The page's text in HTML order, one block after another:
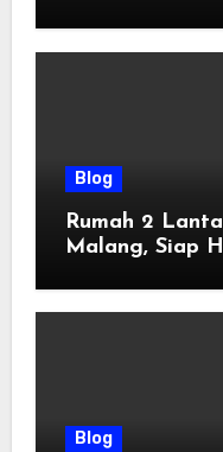
Blog
Rumah 2
Malang, Siap
Blog